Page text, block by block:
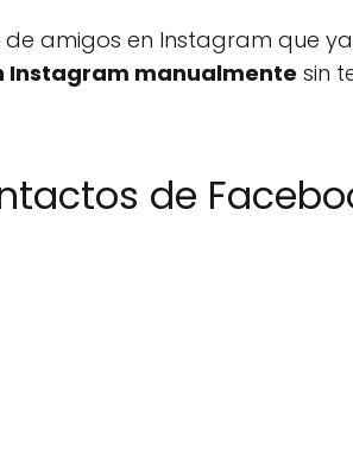
amigos en Instagram que
Instagram manualmente sin
de